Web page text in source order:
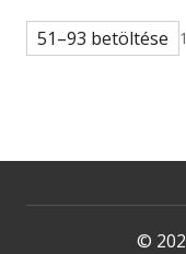
51–93 betöltése
©